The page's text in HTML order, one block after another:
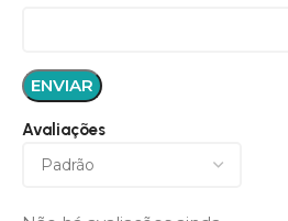
Avaliações